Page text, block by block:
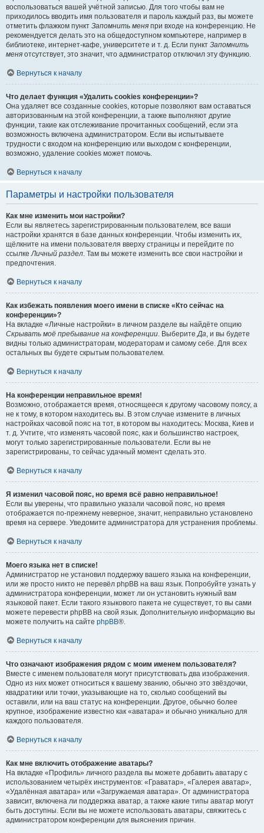
воспользоваться вашей учётной записью. Для того чтобы вам не
приходилось вводить имя пользователя и пароль каждый раз, вы можете
отметить флажком пункт Запомнить меня при входе на конференцию. Не
рекомендуется делать это на общедоступном компьютере, например в
библиотеке, интернет-кафе, университете и т. д. Если пункт Запомнить
меня отсутствует, это значит, что администратор отключил эту функцию.
Вернуться к началу
Что делает функция «Удалить cookies конференции»?
Она удаляет все созданные cookies, которые позволяют вам оставаться
авторизованным на этой конференции, а также выполняют другие
функции, такие как отслеживание прочитанных сообщений, если эта
возможность включена администратором. Если вы испытываете
трудности с входом на конференцию или выходом с конференции,
возможно, удаление cookies может помочь.
Вернуться к началу
Параметры и настройки пользователя
Как мне изменить мои настройки?
Если вы являетесь зарегистрированным пользователем, все ваши
настройки хранятся в базе данных конференции. Чтобы изменить их,
щёлкните на имени пользователя вверху страницы и перейдите по
ссылкеЛичный раздел. Там вы можете изменить все свои настройки и
предпочтения.
Вернуться к началу
Как избежать появления моего имени в списке «Кто сейчас на
конференции»?
На вкладке «Личные настройки» в личном разделе вы найдёте опцию
Скрывать моё пребывание на конференции. ВыберитеДа, и вы будете
видны только администраторам, модераторам и самому себе. Для всех
остальных вы будете скрытым пользователем.
Вернуться к началу
На конференции неправильное время!
Возможно, отображается время, относящееся к другому часовому поясу, а
не к тому, в котором находитесь вы. В этом случае измените в личных
настройках часовой пояс на тот, в котором вы находитесь: Москва, Киев и
т. д. Учтите, что изменять часовой пояс, как и большинство настроек,
могут только зарегистрированные пользователи. Если вы не
зарегистрированы, то сейчас удачный момент сделать это.
Вернуться к началу
Я изменил часовой пояс, но время всё равно неправильное!
Если вы уверены, что правильно указали часовой пояс, но время
отображается по-прежнему неверное, значит, неправильно установлено
время на сервере. Уведомите администратора для устранения проблемы.
Вернуться к началу
Моего языка нет в списке!
Администратор не установил поддержку вашего языка на конференции,
или же просто никто не перевёл phpBB на ваш язык. Попробуйте узнать у
администратора конференции, может ли он установить нужный вам
языковой пакет. Если такого языкового пакета не существует, то вы сами
можете перевести phpBB на свой язык. Дополнительную информацию вы
можете получить на сайте phpBB®.
Вернуться к началу
Что означают изображения рядом с моим именем пользователя?
Вместе с именем пользователя могут присутствовать два изображения.
Одно из них может относиться к вашему званию, обычно это звёздочки,
квадратики или точки, указывающие на то, сколько сообщений вы
оставили, или на ваш статус на конференции. Другое, обычно более
крупное, изображение известно как «аватара» и обычно уникально для
каждого пользователя.
Вернуться к началу
Как мне включить отображение аватары?
На вкладке «Профиль» личного раздела вы можете добавить аватару с
использованием четырёх инструментов: «Граватар», «Галерея аватар»,
«Удалённая аватара» или «Загружаемая аватара». От администратора
зависит, включена ли поддержка аватар, а также какие типы аватар могут
быть доступны. Если вы не можете использовать аватары, свяжитесь с
администратором конференции для выяснения причин.